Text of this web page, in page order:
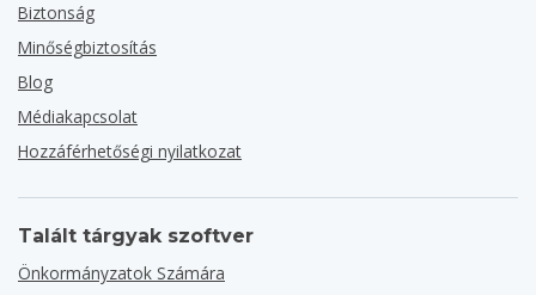
Biztonság
Minőségbiztosítás
Blog
Médiakapcsolat
Hozzáférhetőségi nyilatkozat
Talált tárgyak szoftver
Önkormányzatok Számára